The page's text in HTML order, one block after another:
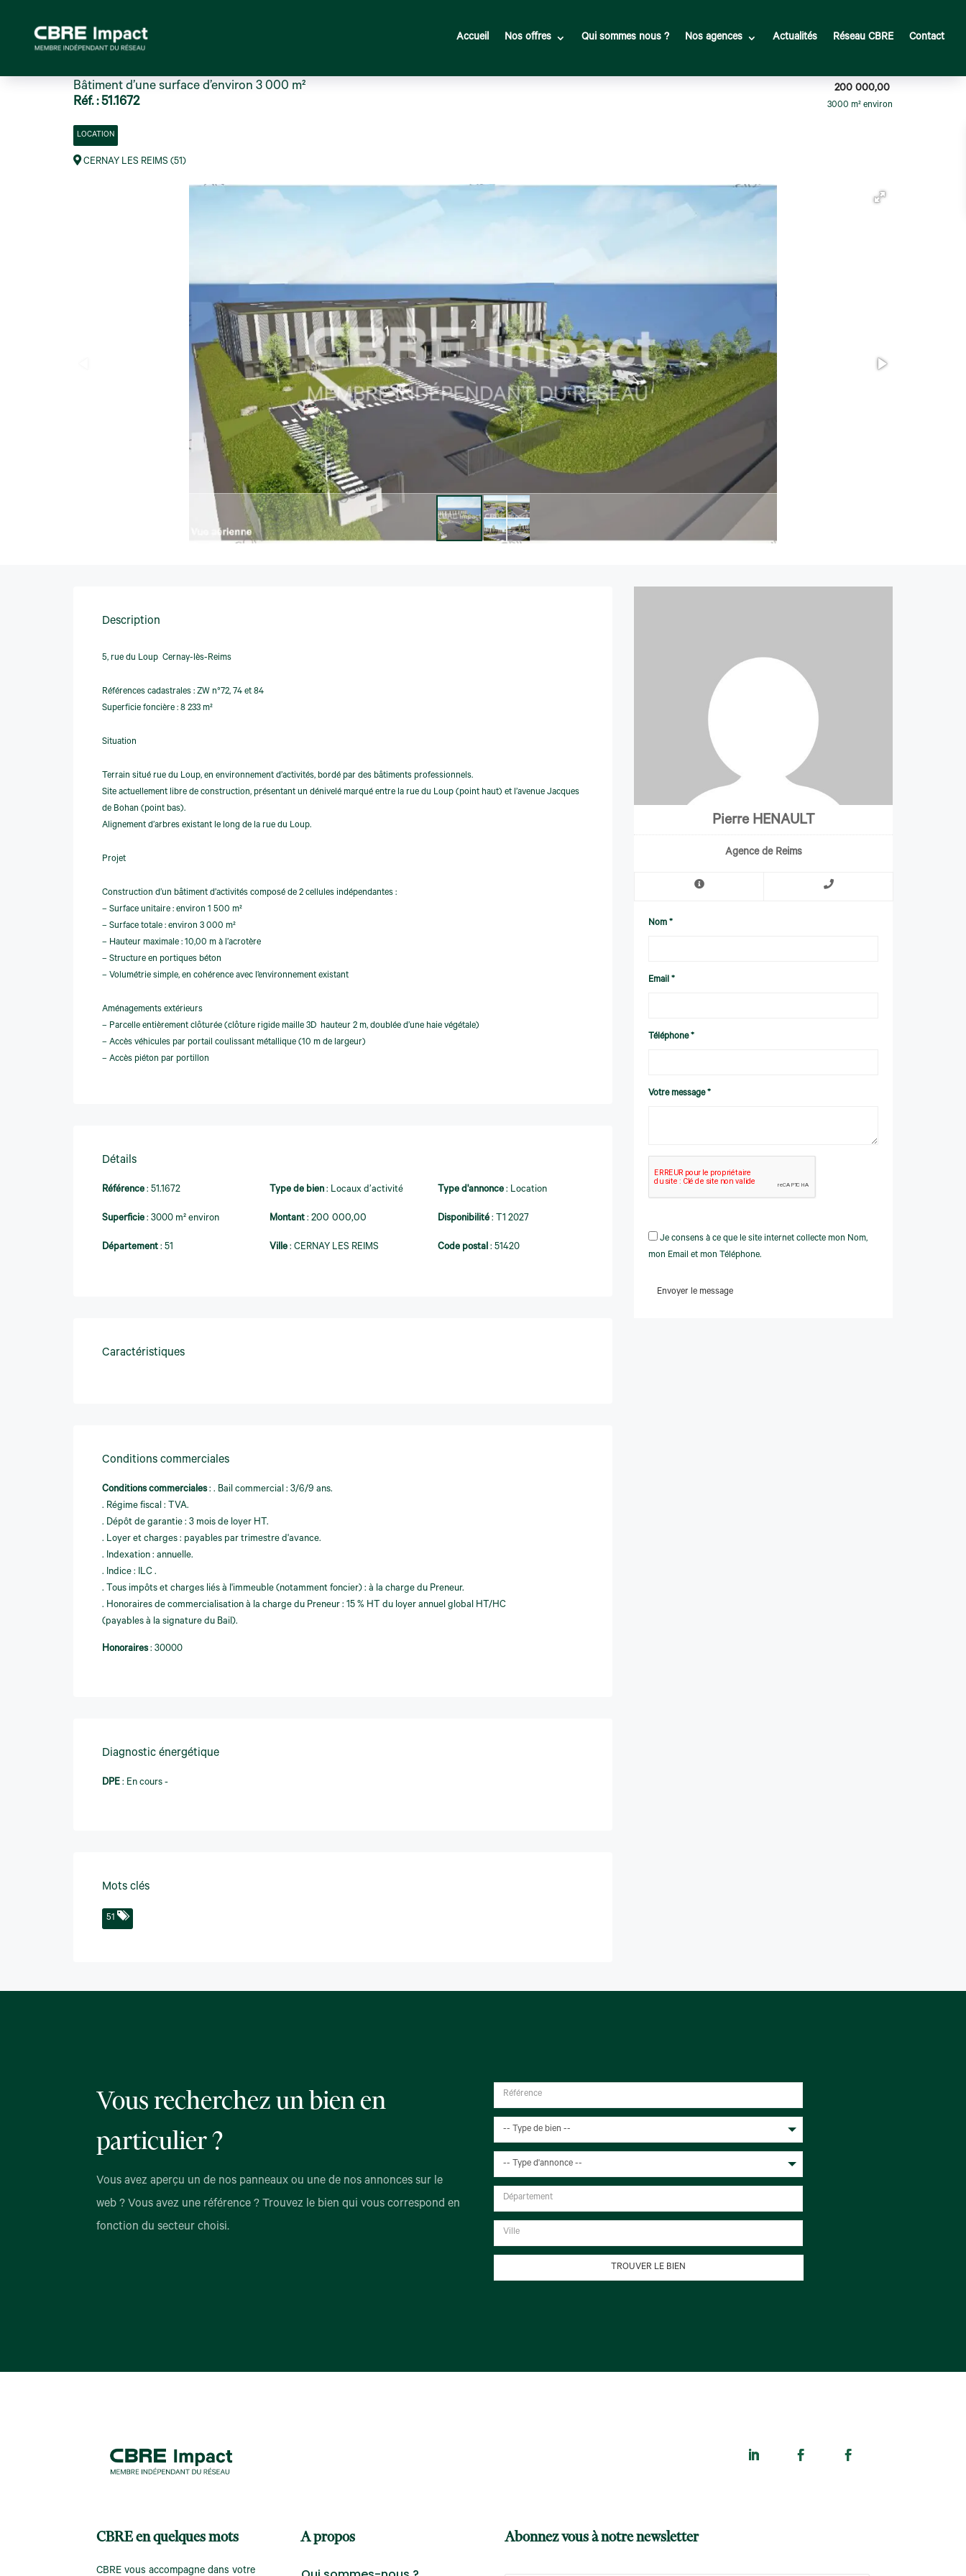
Accueil Nos offres Qui sommes nous ? Nos agences Actualités Réseau CBRE Contact
Bâtiment d’une surface d’environ 3 000 m²
Réf. : 51.1672
LOCATION
CERNAY LES REIMS (51)
200 000,00
3000 m² environ
Description
5, rue du Loup  Cernay-lès-Reims
Références cadastrales : ZW n°72, 74 et 84
Superficie foncière : 8 233 m²
Situation
Terrain situé rue du Loup, en environnement d’activités, bordé par des bâtiments professionnels.
Site actuellement libre de construction, présentant un dénivelé marqué entre la rue du Loup (point haut) et l’avenue Jacques
de Bohan (point bas).
Alignement d’arbres existant le long de la rue du Loup.
Projet
Construction d’un bâtiment d’activités composé de 2 cellules indépendantes :
– Surface unitaire : environ 1 500 m²
– Surface totale : environ 3 000 m²
– Hauteur maximale : 10,00 m à l’acrotère
– Structure en portiques béton
– Volumétrie simple, en cohérence avec l’environnement existant
Aménagements extérieurs
– Parcelle entièrement clôturée (clôture rigide maille 3D  hauteur 2 m, doublée d’une haie végétale)
– Accès véhicules par portail coulissant métallique (10 m de largeur)
– Accès piéton par portillon
Détails
Référence : 51.1672 Type de bien : Locaux d’activité Type d'annonce : Location
Superficie : 3000 m² environ Montant :200 000,00 Disponibilité : T1 2027
Département : 51 Ville :CERNAY LES REIMS Code postal : 51420
Caractéristiques
Conditions commerciales
Conditions commerciales : . Bail commercial : 3/6/9 ans.
. Régime fiscal : TVA.
. Dépôt de garantie : 3 mois de loyer HT.
. Loyer et charges : payables par trimestre d'avance.
. Indexation : annuelle.
. Indice : ILC .
. Tous impôts et charges liés à l'immeuble (notamment foncier) : à la charge du Preneur.
. Honoraires de commercialisation à la charge du Preneur : 15 % HT du loyer annuel global HT/HC
(payables à la signature du Bail).
Honoraires : 30000
Diagnostic énergétique
DPE : En cours -
Mots clés
51
Pierre HENAULT
Agence de Reims
Nom *
Email *
Téléphone *
Votre message *
Je consens à ce que le site internet collecte mon Nom,
mon Email et mon Téléphone.
Envoyer le message
Vous recherchez un bien en
particulier ?
Vous avez aperçu un de nos panneaux ou une de nos annonces sur le
web ? Vous avez une référence ? Trouvez le bien qui vous correspond en
fonction du secteur choisi.
-- Type de bien --
-- Type d'annonce --
TROUVER LE BIEN
CBRE en quelques mots
CBRE vous accompagne dans votre
A propos Abonnez vous à notre newsletter